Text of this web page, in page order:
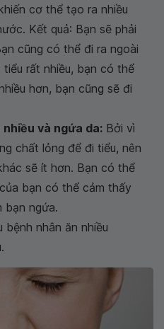
cơ thể tạo ra nhiều
Kết quả: Bạn sẽ phải
cũng có thể đi ra ngoài
rất nhiều, bạn có thể
hơn, bạn cũng sẽ đi
và ngứa da: Bởi vì
chất lỏng để đi tiểu, nên
sẽ ít hơn. Bạn có thể
bạn có thể cảm thấy
bạn ngứa.
bệnh nhân ăn nhiều